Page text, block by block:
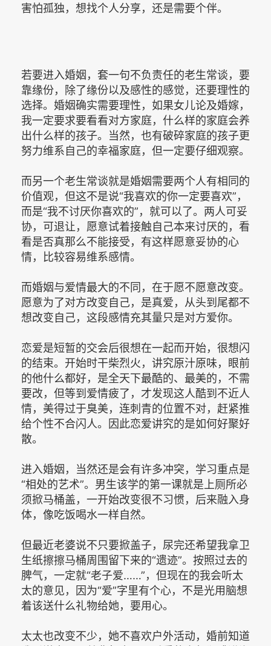
害怕孤独，想找个人分享，还是需要个伴。
若要进入婚姻，套一句不负责任的老生常谈，要
靠缘份，除了缘份以及感性的感觉，还要理性的
选择。婚姻确实需要理性，如果女儿论及婚嫁，
我一定要求要看看对方家庭，什么样的家庭会养
出什么样的孩子。当然，也有破碎家庭的孩子更
努力维系自己的幸福家庭，但一定要仔细观察。
而另一个老生常谈就是婚姻需要两个人有相同的
价值观，但这不是说“我喜欢的你一定要喜欢”，
而是“我不讨厌你喜欢的”，就可以了。两人可妥
协，可退让，愿意试着接触自己本来讨厌的，看
看是否真那么不能接受，有这样愿意妥协的心
情，比较容易维系感情。
而婚姻与爱情最大的不同，在于愿不愿意改变。
愿意为了对方改变自己，是真爱，从头到尾都不
想改变自己，这段感情充其量只是对方爱你。
恋爱是短暂的交会后很想在一起而开始，很想闪
的结束。开始时干柴烈火，讲究原汁原味，眼前
的他什么都好，是全天下最酷的、最美的，不需
要改，但等到爱情疲了，才发现这人酷到不近人
情，美得过于臭美，连刺青的位置不对，赶紧推
给个性不合闪人。因此恋爱讲究的是如何好聚好
散。
进入婚姻，当然还是会有许多冲突，学习重点是
“相处的艺术”。男生该学的第一课就是上厕所必
须掀马桶盖，一开始改变很不习惯，后来融入身
体，像吃饭喝水一样自然。
但最近老婆说不只要掀盖子，尿完还希望我拿卫
生纸擦擦马桶周围留下来的“遗迹”。按照过去的
脾气，一定就“老子爱……”，但现在的我会听太
太的意见，因为“爱”字里有个心，不是光用脑想
着该送什么礼物给她，要用心。
太太也改变不少，她不喜欢户外活动，婚前知道